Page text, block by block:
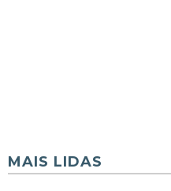
MAIS LIDAS